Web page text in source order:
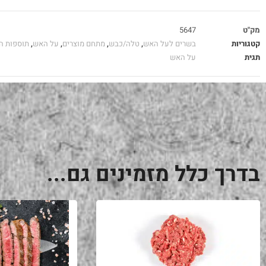
מק"ט
5647
קטגוריות
בשרים לעל האש, טלה/כבש,מתחם מוצרים, על האש, תוספות
תגית
על האש
בדרך כלל מזמינים גם...